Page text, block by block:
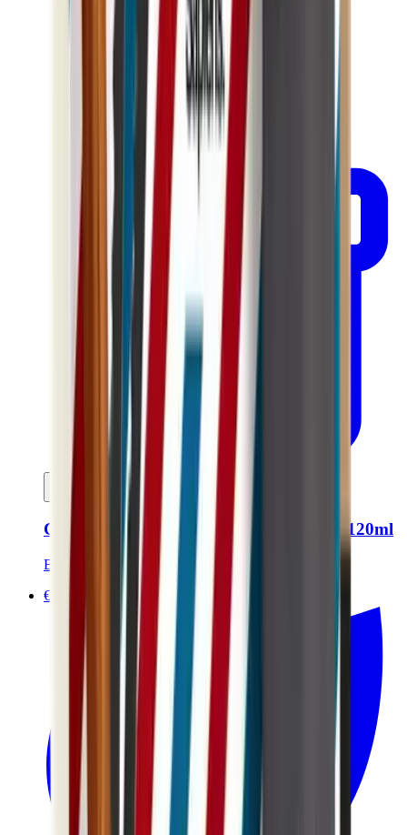
In mijn winkelwagen
Gecertificeerde biologische scheercrème - 120ml
Bivouak
€10.00